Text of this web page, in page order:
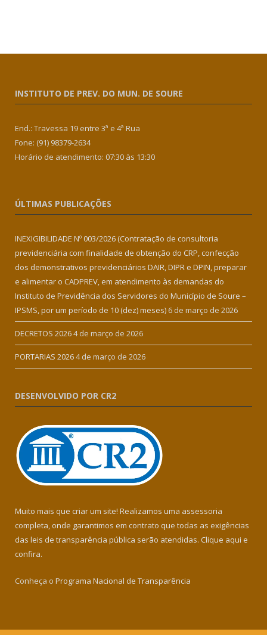
INSTITUTO DE PREV. DO MUN. DE SOURE
End.: Travessa 19 entre 3ª e 4ª Rua
Fone: (91) 98379-2634
Horário de atendimento: 07:30 às 13:30
ÚLTIMAS PUBLICAÇÕES
INEXIGIBILIDADE Nº 003/2026 (Contratação de consultoria
previdenciária com finalidade de obtenção do CRP, confecção
dos demonstrativos previdenciários DAIR, DIPR e DPIN, preparar
e alimentar o CADPREV, em atendimento às demandas do
Instituto de Previdência dos Servidores do Município de Soure –
IPSMS, por um período de 10 (dez) meses) 6 de março de 2026
DECRETOS 20264 de março de 2026
PORTARIAS 20264 de março de 2026
DESENVOLVIDO POR CR2
Muito mais que criar um site! Realizamos uma assessoria
completa, onde garantimos em contrato que todas as exigências
das leis de transparência pública serão atendidas. Clique aqui e
confira.
Conheça o Programa Nacional de Transparência